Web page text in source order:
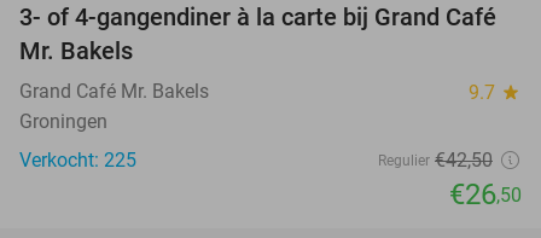
38%
3- of 4-gangendiner à la carte bij Grand Café
Mr. Bakels
Grand Café Mr. Bakels 9.7 star
Groningen
Verkocht: 225
Regulier €42,50
€26,50